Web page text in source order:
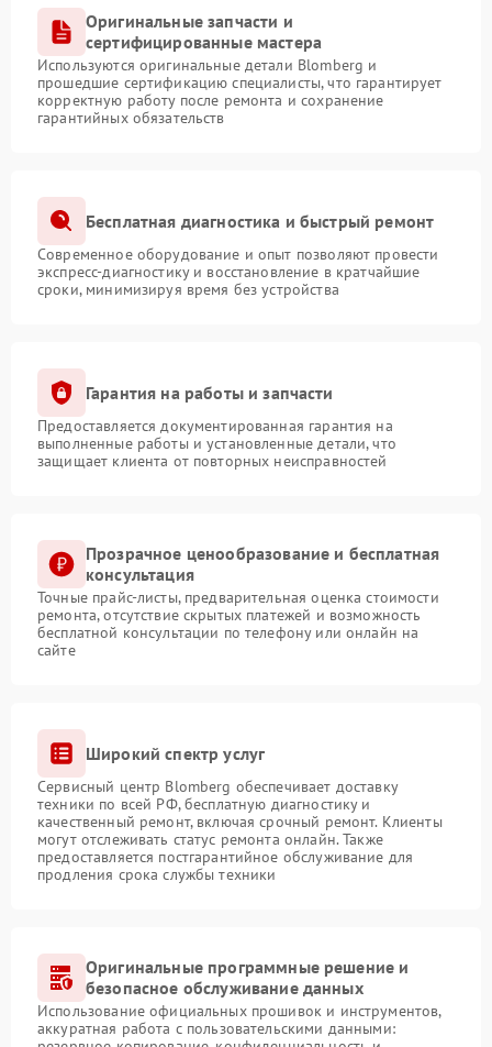
Оригинальные запчасти и
сертифицированные мастера
Используются оригинальные детали Blomberg и
прошедшие сертификацию специалисты, что гарантирует
корректную работу после ремонта и сохранение
гарантийных обязательств
Бесплатная диагностика и быстрый ремонт
Современное оборудование и опыт позволяют провести
экспресс-диагностику и восстановление в кратчайшие
сроки, минимизируя время без устройства
Гарантия на работы и запчасти
Предоставляется документированная гарантия на
выполненные работы и установленные детали, что
защищает клиента от повторных неисправностей
Прозрачное ценообразование и бесплатная
консультация
Точные прайс-листы, предварительная оценка стоимости
ремонта, отсутствие скрытых платежей и возможность
бесплатной консультации по телефону или онлайн на
сайте
Широкий спектр услуг
Сервисный центр Blomberg обеспечивает доставку
техники по всей РФ, бесплатную диагностику и
качественный ремонт, включая срочный ремонт. Клиенты
могут отслеживать статус ремонта онлайн. Также
предоставляется постгарантийное обслуживание для
продления срока службы техники
Оригинальные программные решение и
безопасное обслуживание данных
Использование официальных прошивок и инструментов,
аккуратная работа с пользовательскими данными: